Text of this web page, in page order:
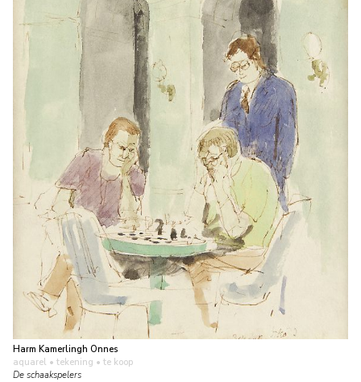
Harm Kamerlingh Onnes
aquarel • tekening • te koop
De schaakspelers